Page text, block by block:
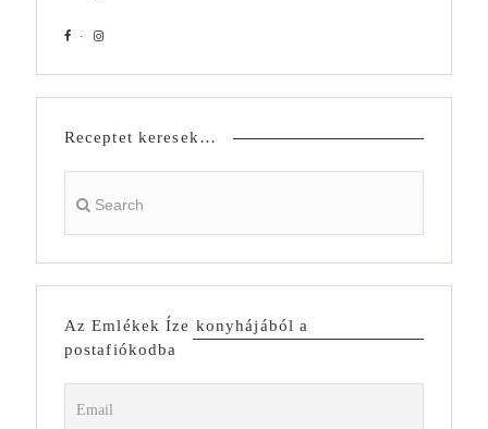
Receptet keresek…
Az Emlékek Íze konyhájából a
postafiókodba